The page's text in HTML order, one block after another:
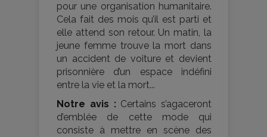
pour une organisation humanitaire.
Cela fait des mois qu’il est parti et
elle attend son retour. Un matin, la
jeune femme trouve la mort dans
un accident de voiture et devient
prisonnière d’un espace indéfini
entre la vie et la mort...
Notre avis : Certains s’agaceront
d’emblée de cette mode qui
consiste à mettre en scène des